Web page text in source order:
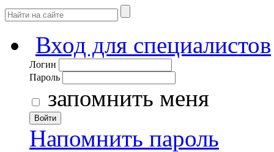
Вход для специалистов
Логин
Пароль
запомнить меня
Войти
Напомнить пароль